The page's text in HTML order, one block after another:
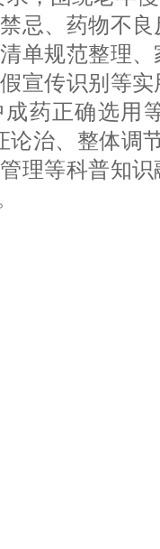
忌、药物不
单规范整理
宣传识别等
药正确选用
论治、整体调
理等科普知